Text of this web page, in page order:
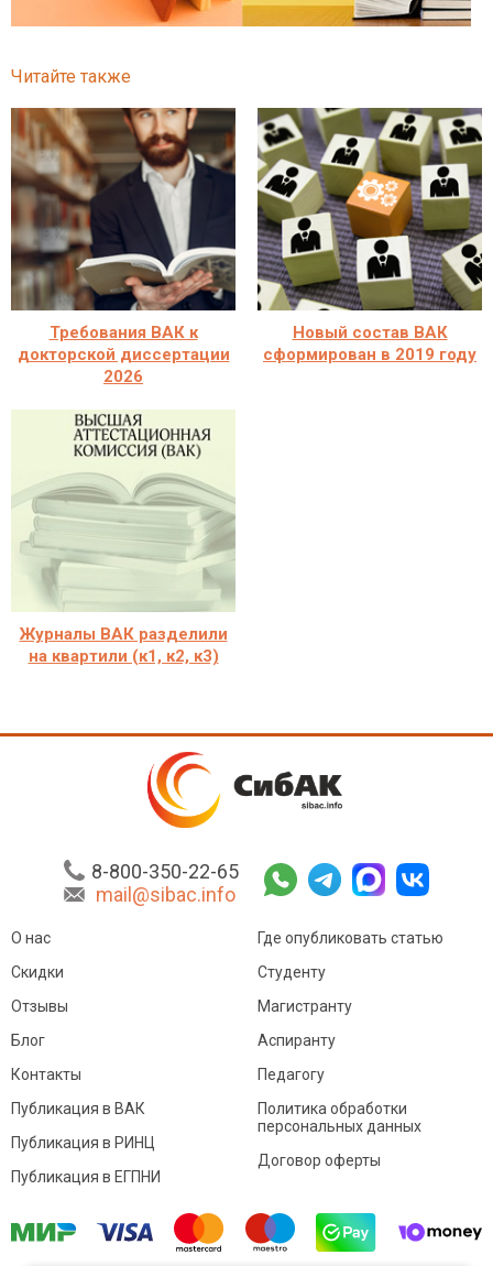
Читайте также
Требования ВАК к
докторской диссертации
2026
Новый состав ВАК
сформирован в 2019 году
Журналы ВАК разделили
на квартили (к1, к2, к3)
8-800-350-22-65
mail@sibac.info
О нас
Скидки
Отзывы
Блог
Контакты
Где опубликовать статью
Студенту
Магистранту
Аспиранту
Педагогу
Публикация в ВАК
Публикация в РИНЦ
Публикация в ЕГПНИ
Политика обработки
персональных данных
Договор оферты